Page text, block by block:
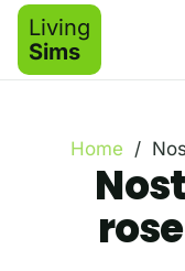
Living
Sims
Home /